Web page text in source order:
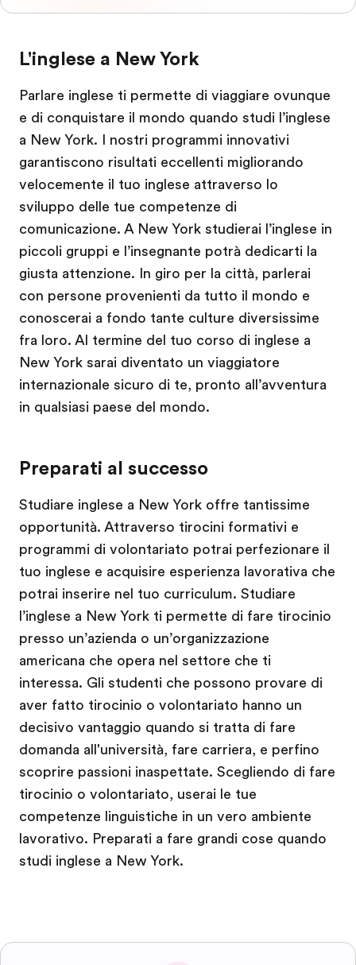
L'inglese a New York
Parlare inglese ti permette di viaggiare ovunque
e di conquistare il mondo quando studi l’inglese
a New York. I nostri programmi innovativi
garantiscono risultati eccellenti migliorando
velocemente il tuo inglese attraverso lo
sviluppo delle tue competenze di
comunicazione. A New York studierai l’inglese in
piccoli gruppi e l’insegnante potrà dedicarti la
giusta attenzione. In giro per la città, parlerai
con persone provenienti da tutto il mondo e
conoscerai a fondo tante culture diversissime
fra loro. Al termine del tuo corso di inglese a
New York sarai diventato un viaggiatore
internazionale sicuro di te, pronto all’avventura
in qualsiasi paese del mondo.
Preparati al successo
Studiare inglese a New York offre tantissime
opportunità. Attraverso tirocini formativi e
programmi di volontariato potrai perfezionare il
tuo inglese e acquisire esperienza lavorativa che
potrai inserire nel tuo curriculum. Studiare
l’inglese a New York ti permette di fare tirocinio
presso un’azienda o un’organizzazione
americana che opera nel settore che ti
interessa. Gli studenti che possono provare di
aver fatto tirocinio o volontariato hanno un
decisivo vantaggio quando si tratta di fare
domanda all'università, fare carriera, e perfino
scoprire passioni inaspettate. Scegliendo di fare
tirocinio o volontariato, userai le tue
competenze linguistiche in un vero ambiente
lavorativo. Preparati a fare grandi cose quando
studi inglese a New York.